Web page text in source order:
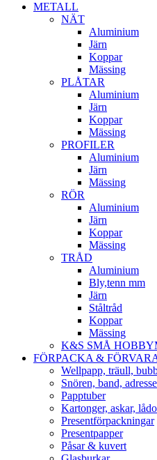
METALL
NÄT
Aluminium
Järn
Koppar
Mässing
PLÅTAR
Aluminium
Järn
Koppar
Mässing
PROFILER
Aluminium
Järn
Mässing
RÖR
Aluminium
Järn
Koppar
Mässing
TRÅD
Aluminium
Bly,tenn mm
Järn
Ståltråd
Koppar
Mässing
K&S SMÅ
FÖRPACKA &
Wellpapp, träull,
Snören, band,
Papptuber
Kartonger, askar,
Presentförpackningar
Presentpapper
Påsar & kuvert